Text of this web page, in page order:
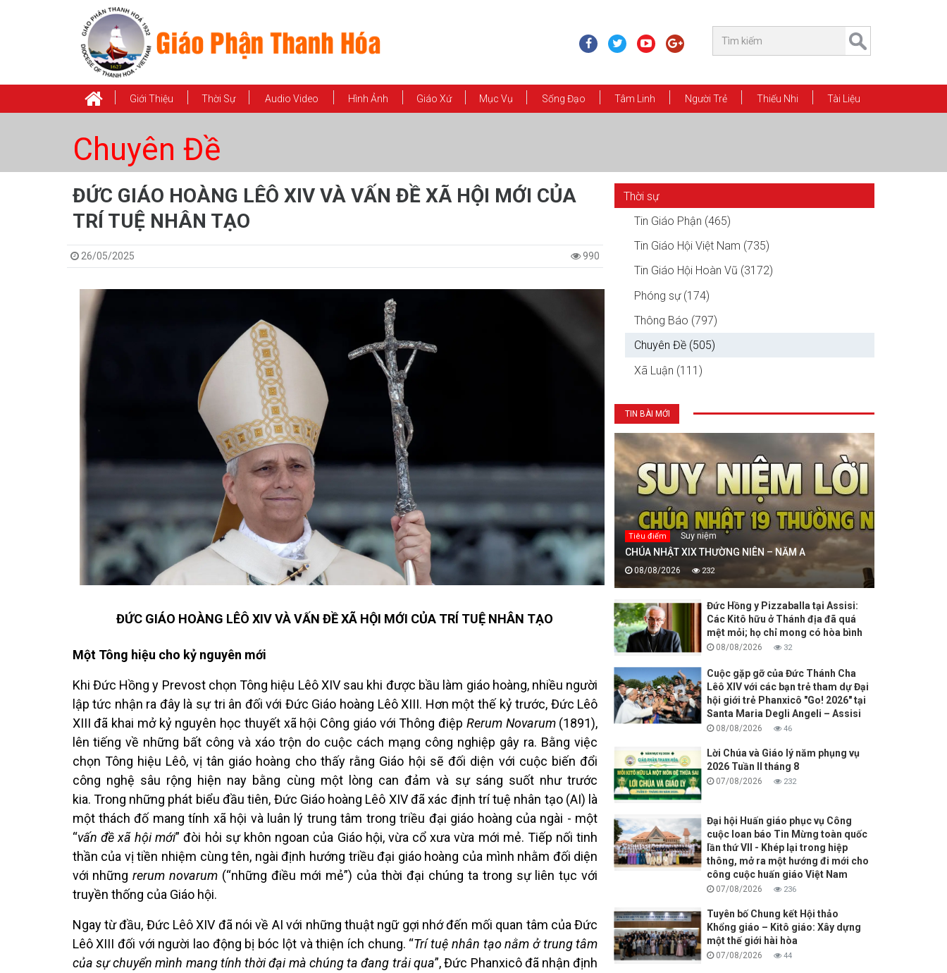
Giới Thiệu Thời Sự Audio Video Hình Ảnh Giáo Xứ Mục Vụ Sống Đạo Tâm Linh Người Trẻ Thiếu Nhi Tài Liệu
Chuyên Đề
ĐỨC GIÁO HOÀNG LÊÔ XIV VÀ VẤN ĐỀ XÃ HỘI MỚI CỦA
TRÍ TUỆ NHÂN TẠO
26/05/2025 990
ĐỨC GIÁO HOÀNG LÊÔ XIV VÀ VẤN ĐỀ XÃ HỘI MỚI CỦA TRÍ TUỆ NHÂN TẠO
Một Tông hiệu cho kỷ nguyên mới
Khi Đức Hồng y Prevost chọn Tông hiệu Lêô XIV sau khi được bầu làm giáo hoàng, nhiều người
lập tức nhận ra đây là sự tri ân đối với Đức Giáo hoàng Lêô XIII. Hơn một thế kỷ trước, Đức Lêô
XIII đã khai mở kỷ nguyên học thuyết xã hội Công giáo với Thông điệp Rerum Novarum(1891),
lên tiếng về những bất công và xáo trộn do cuộc cách mạng công nghiệp gây ra. Bằng việc
chọn Tông hiệu Lêô, vị tân giáo hoàng cho thấy rằng Giáo hội sẽ đối diện với cuộc biến đổi
công nghệ sâu rộng hiện nay bằng cùng một lòng can đảm và sự sáng suốt như trước
kia. Trong những phát biểu đầu tiên, Đức Giáo hoàng Lêô XIV đã xác định trí tuệ nhân tạo (AI) là
một thách đố mang tính xã hội và luân lý trung tâm trong triều đại giáo hoàng của ngài - một
“vấn đề xã hội mới” đòi hỏi sự khôn ngoan của Giáo hội, vừa cổ xưa vừa mới mẻ. Tiếp nối tinh
thần của vị tiền nhiệm cùng tên, ngài định hướng triều đại giáo hoàng của mình nhằm đối diện
với nhữngrerum novarum (“những điều mới mẻ”) của thời đại chúng ta trong sự liên tục với
truyền thống của Giáo hội.
Ngay từ đầu, Đức Lêô XIV đã nói về AI với những thuật ngữ gợi nhớ đến mối quan tâm của Đức
Lêô XIII đối với người lao động bị bóc lột và thiện ích chung. “Trí tuệ nhân tạo nằm ở trung tâm
của sự chuyển mình mang tính thời đại mà chúng ta đang trải qua”, Đức Phanxicô đã nhận định
Thời sự
Tin Giáo Phận (465)
Tin Giáo Hội Việt Nam (735)
Tin Giáo Hội Hoàn Vũ (3172)
Phóng sự (174)
Thông Báo (797)
Chuyên Đề (505)
Xã Luận (111)
TIN BÀI MỚI
Tiêu điểm Suy niệm
CHÚA NHẬT XIX THƯỜNG NIÊN – NĂM A
08/08/2026 232
Đức Hồng y Pizzaballa tại Assisi:
Các Kitô hữu ở Thánh địa đã quá
mệt mỏi; họ chỉ mong có hòa bình
08/08/2026 32
Cuộc gặp gỡ của Đức Thánh Cha
Lêô XIV với các bạn trẻ tham dự Đại
hội giới trẻ Phanxicô "Go! 2026" tại
Santa Maria Degli Angeli – Assisi
08/08/2026 46
Lời Chúa và Giáo lý năm phụng vụ
2026 Tuần II tháng 8
07/08/2026 232
Đại hội Huấn giáo phục vụ Công
cuộc loan báo Tin Mừng toàn quốc
lần thứ VII - Khép lại trong hiệp
thông, mở ra một hướng đi mới cho
công cuộc huấn giáo Việt Nam
07/08/2026 236
Tuyên bố Chung kết Hội thảo
Khổng giáo – Kitô giáo: Xây dựng
một thế giới hài hòa
07/08/2026 44